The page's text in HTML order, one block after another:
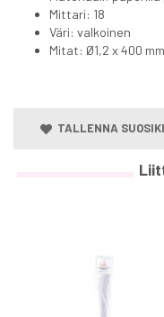
Mittari: 18
Väri: valkoinen
Mitat: Ø1,2 x 400 mm
TALLENNA